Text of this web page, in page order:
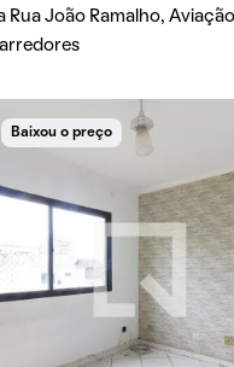
Rua João Ramalho,
Baixou o preço